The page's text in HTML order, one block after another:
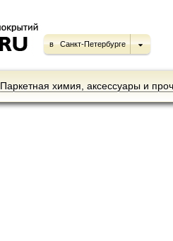
в Санкт-Петербурге
Паркетная химия, аксессуары и